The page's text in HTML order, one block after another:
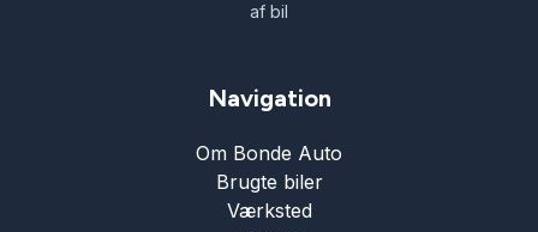
af bil
Navigation
Om Bonde Auto
Brugte biler
Værksted